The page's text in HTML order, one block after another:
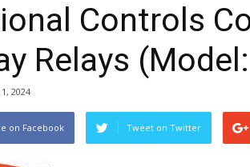
Controls
Relays
2024
on Facebook Tweet on Twitter